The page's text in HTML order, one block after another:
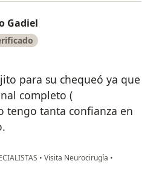
Gadiel
para su chequeó ya que
completo (
tengo tanta confianza en
• Visita Neurocirugía •
Ezio Gadiel